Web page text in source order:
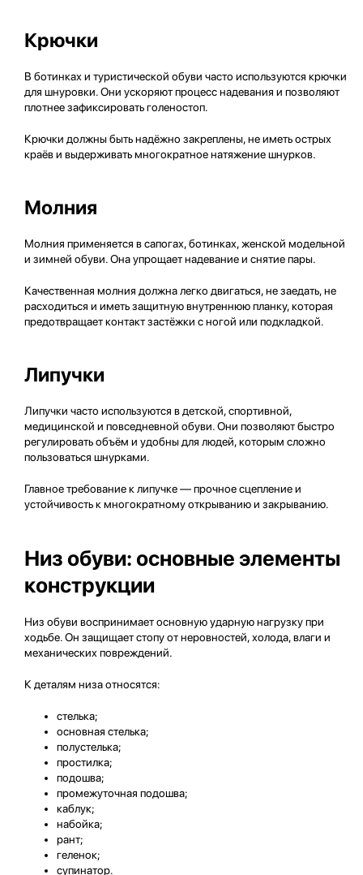
Крючки
В ботинках и туристической обуви часто используются крючки
для шнуровки. Они ускоряют процесс надевания и позволяют
плотнее зафиксировать голеностоп.
Крючки должны быть надёжно закреплены, не иметь острых
краёв и выдерживать многократное натяжение шнурков.
Молния
Молния применяется в сапогах, ботинках, женской модельной
и зимней обуви. Она упрощает надевание и снятие пары.
Качественная молния должна легко двигаться, не заедать, не
расходиться и иметь защитную внутреннюю планку, которая
предотвращает контакт застёжки с ногой или подкладкой.
Липучки
Липучки часто используются в детской, спортивной,
медицинской и повседневной обуви. Они позволяют быстро
регулировать объём и удобны для людей, которым сложно
пользоваться шнурками.
Главное требование к липучке — прочное сцепление и
устойчивость к многократному открыванию и закрыванию.
Низ обуви: основные элементы
конструкции
Низ обуви воспринимает основную ударную нагрузку при
ходьбе. Он защищает стопу от неровностей, холода, влаги и
механических повреждений.
К деталям низа относятся:
стелька;
основная стелька;
полустелька;
простилка;
подошва;
промежуточная подошва;
каблук;
набойка;
рант;
геленок;
супинатор.